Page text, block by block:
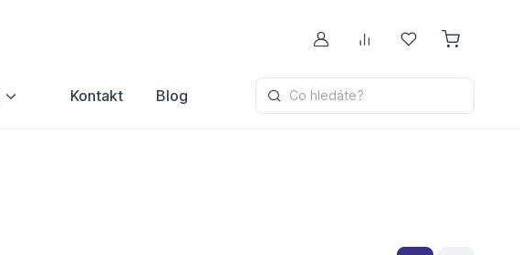
Můj účetPorovnávání
Oblíbené
Kontakt Blog Co hledáte?